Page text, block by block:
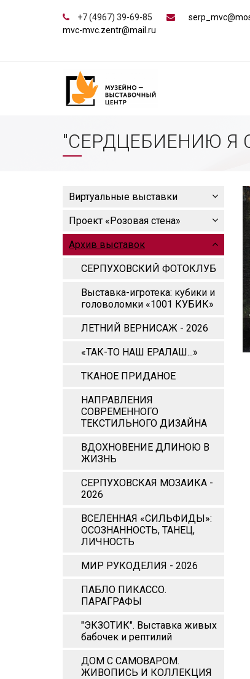
+7 (4967) 39-69-85
mvc-mvc.zentr@mail.ru
"СЕРДЦЕБИЕНИЮ Я
Виртуальные выставки
Проект «Розовая стена»
Архив выставок
СЕРПУХОВСКИЙ ФОТОКЛУБ
Выставка-игротека: кубики и
головоломки «1001 КУБИК»
ЛЕТНИЙ ВЕРНИСАЖ - 2026
«ТАК-ТО НАШ ЕРАЛАШ...»
ТКАНОЕ ПРИДАНОЕ
НАПРАВЛЕНИЯ
СОВРЕМЕННОГО
ТЕКСТИЛЬНОГО ДИЗАЙНА
ВДОХНОВЕНИЕ ДЛИНОЮ В
ЖИЗНЬ
СЕРПУХОВСКАЯ МОЗАИКА -
2026
ВСЕЛЕННАЯ «СИЛЬФИДЫ»:
ОСОЗНАННОСТЬ, ТАНЕЦ,
ЛИЧНОСТЬ
МИР РУКОДЕЛИЯ - 2026
ПАБЛО ПИКАССО.
ПАРАГРАФЫ
"ЭКЗОТИК". Выставка живых
бабочек и рептилий
ДОМ С САМОВАРОМ.
ЖИВОПИСЬ И КОЛЛЕКЦИЯ